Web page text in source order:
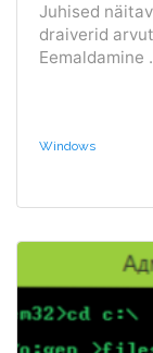
Juhised
draiverid
Eemaldamine
Windows